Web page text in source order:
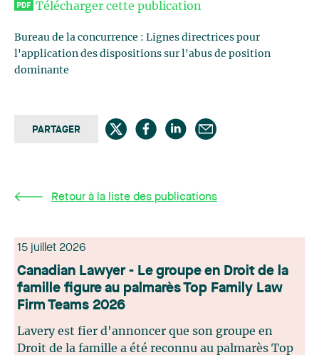
Télécharger cette publication
Bureau de la concurrence : Lignes directrices pour
l'application des dispositions sur l'abus de position
dominante
PARTAGER
Retour à la liste des publications
15 juillet 2026
Canadian Lawyer - Le groupe en Droit de la
famille figure au palmarès Top Family Law
Firm Teams 2026
Lavery est fier d'annoncer que son groupe en
Droit de la famille a été reconnu au palmarès Top